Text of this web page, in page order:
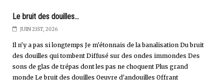
Le bruit des douilles...
JUIN 21ST, 2026
Il n'y a pas si longtemps Je m'étonnais de la banalisation Du bruit
des douilles qui tombent Diffusé sur des ondes immondes Des
sons de glas de trépas dont les pas ne choquent Plus grand
monde Le bruit des douilles Oeuvre d'andouilles Offrant